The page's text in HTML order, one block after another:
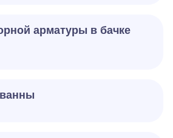
арматуры в бачке